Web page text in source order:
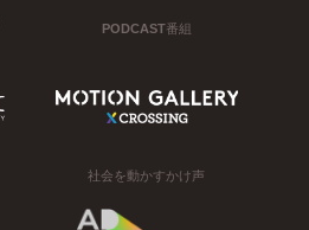
PODCAST番組
社会を動かすかけ声